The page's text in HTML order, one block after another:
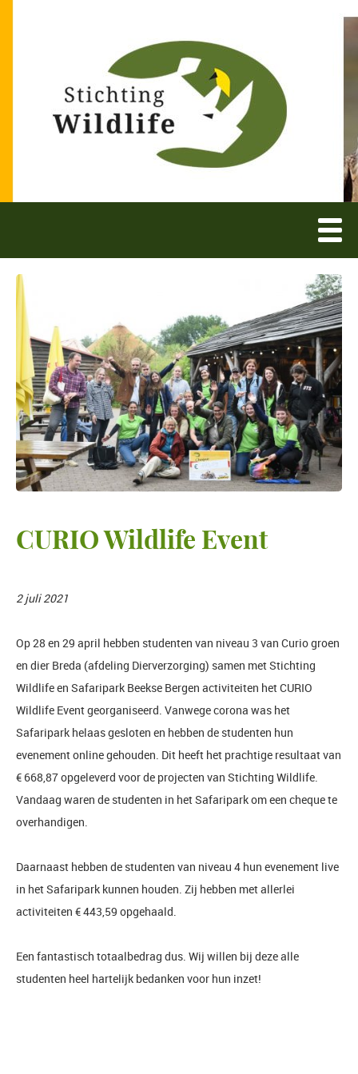
CURIO Wildlife Event
2 juli 2021
Op 28 en 29 april hebben studenten van niveau 3 van Curio groen
en dier Breda (afdeling Dierverzorging) samen met Stichting
Wildlife en Safaripark Beekse Bergen activiteiten het CURIO
Wildlife Event georganiseerd. Vanwege corona was het
Safaripark helaas gesloten en hebben de studenten hun
evenement online gehouden. Dit heeft het prachtige resultaat van
€ 668,87 opgeleverd voor de projecten van Stichting Wildlife.
Vandaag waren de studenten in het Safaripark om een cheque te
overhandigen.
Daarnaast hebben de studenten van niveau 4 hun evenement live
in het Safaripark kunnen houden. Zij hebben met allerlei
activiteiten € 443,59 opgehaald.
Een fantastisch totaalbedrag dus. Wij willen bij deze alle
studenten heel hartelijk bedanken voor hun inzet!